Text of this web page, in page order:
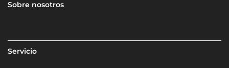
Sobre nosotros
Servicio